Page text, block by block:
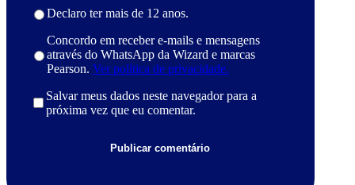
Declaro ter mais de 12 anos.
Concordo em receber e-mails e mensagens
através do WhatsApp da Wizard e marcas
Pearson. Ver política de privacidade.
Salvar meus dados neste navegador para a
próxima vez que eu comentar.